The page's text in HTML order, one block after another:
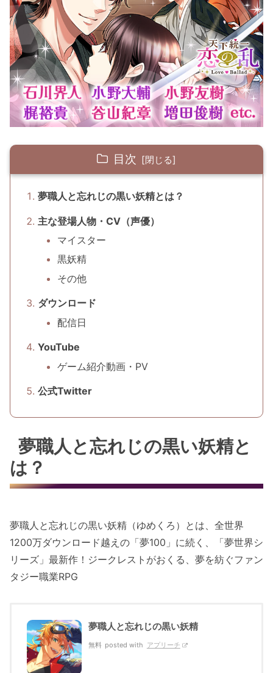
目次
夢職人と忘れじの黒い妖精とは？
主な登場人物・CV（声優）
マイスター
黒妖精
その他
ダウンロード
配信日
YouTube
ゲーム紹介動画・PV
公式Twitter
夢職人と忘れじの黒い妖精と
は？
夢職人と忘れじの黒い妖精（ゆめくろ）とは、全世界
1200万ダウンロード越えの「夢100」に続く、「夢世界シ
リーズ」最新作！ジークレストがおくる、夢を紡ぐファン
タジー職業RPG
夢職人と忘れじの黒い妖精
無料 posted with アプリーチ